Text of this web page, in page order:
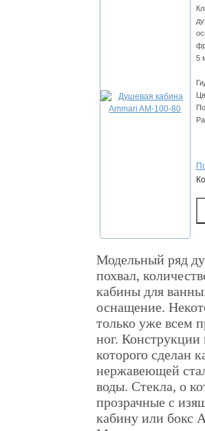
5
Модельный ряд
похвал,
кабины для
оснащение.
только уже всем
ног.
которого сделан
нержавеющей
воды. Стекла, о
прозрачные с
кабину или бокс